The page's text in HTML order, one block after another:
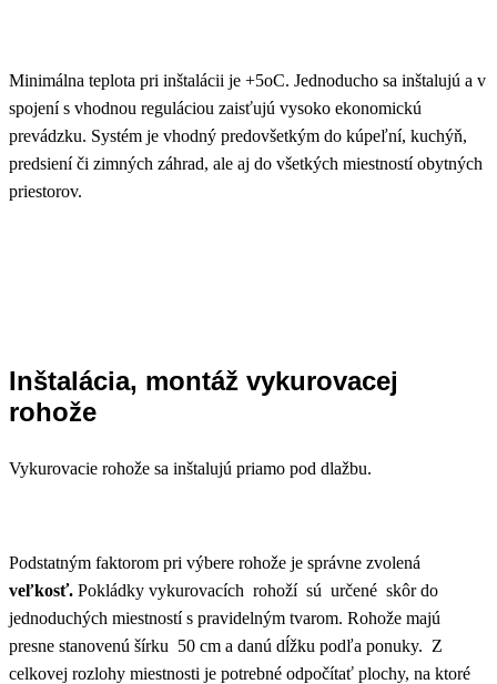
Minimálna teplota pri inštalácii je +5oC. Jednoducho sa inštalujú a v
spojení s vhodnou reguláciou zaisťujú vysoko ekonomickú
prevádzku. Systém je vhodný predovšetkým do kúpeľní, kuchýň,
predsiení či zimných záhrad, ale aj do všetkých miestností obytných
priestorov.
Inštalácia, montáž vykurovacej
rohože
Vykurovacie rohože sa inštalujú priamo pod dlažbu.
Podstatným faktorom pri výbere rohože je správne zvolená
veľkosť. Pokládky vykurovacích rohoží sú určené skôr do
jednoduchých miestností s pravidelným tvarom. Rohože majú
presne stanovenú šírku 50 cm a danú dĺžku podľa ponuky. Z
celkovej rozlohy miestnosti je potrebné odpočítať plochy, na ktoré